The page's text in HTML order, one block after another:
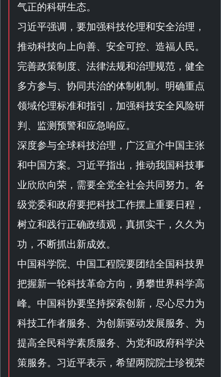
气正的科研生态。
习近平强调，要加强科技伦理和安全治理，
推动科技向上向善、安全可控、造福人民。
完善政策制度、法律法规和治理规范，健全
多方参与、协同共治的体制机制。明确重点
领域伦理标准和指引，加强科技安全风险研
判、监测预警和应急响应。
深度参与全球科技治理，广泛宣介中国主张
和中国方案。习近平指出，推动我国科技事
业欣欣向荣，需要全党全社会共同努力。各
级党委和政府要把科技工作摆上重要日程，
树立和践行正确政绩观，真抓实干，久久为
功，不断抓出新成效。
中国科学院、中国工程院要团结全国科技界
把握新一轮科技革命方向，勇攀世界科学高
峰。中国科协要坚持探索创新，尽心尽力为
科技工作者服务、为创新驱动发展服务、为
提高全民科学素质服务、为党和政府科学决
策服务。习近平表示，希望两院院士珍视荣